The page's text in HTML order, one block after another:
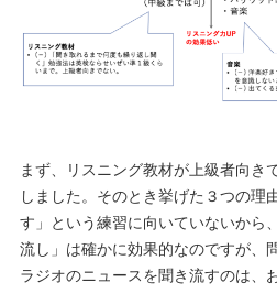
まず、リスニング教材が上級者向き
しました。そのとき挙げた３つの理
す」という練習に向いていないから
流し」は確かに効果的なのですが、
ラジオのニュースを聞き流すのは、